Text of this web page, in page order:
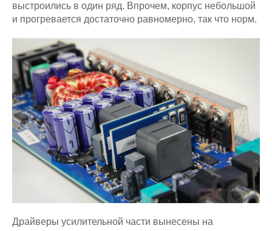
выстроились в один ряд. Впрочем, корпус небольшой
и прогревается достаточно равномерно, так что норм.
Драйверы усилительной части вынесены на